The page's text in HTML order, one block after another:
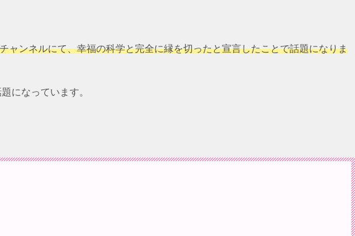
ンネルにて、幸福の科学と完全に縁を切ったと宣言したことで話題になりま
になっています。